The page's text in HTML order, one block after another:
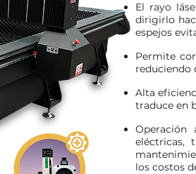
El rayo
dirigirlo
espejos
Permite
reduciendo
Alta
traduce en
Operación
eléctricas,
los costos